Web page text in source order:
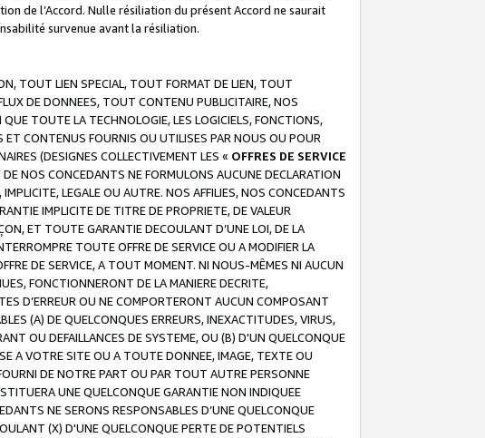
de l’Accord. Nulle résiliation du présent Accord ne saurait
survenue avant la résiliation.
TOUT LIEN SPECIAL, TOUT FORMAT DE LIEN, TOUT
DE DONNEES, TOUT CONTENU PUBLICITAIRE, NOS
TOUTE LA TECHNOLOGIE, LES LOGICIELS, FONCTIONS,
CONTENUS FOURNIS OU UTILISES PAR NOUS OU POUR
(DESIGNES COLLECTIVEMENT LES « OFFRES DE SERVICE
NOS CONCEDANTS NE FORMULONS AUCUNE DECLARATION
LEGALE OU AUTRE. NOS AFFILIES, NOS CONCEDANTS
IMPLICITE DE TITRE DE PROPRIETE, DE VALEUR
ET TOUTE GARANTIE DECOULANT D’UNE LOI, DE LA
TOUTE OFFRE DE SERVICE OU A MODIFIER LA
DE SERVICE, A TOUT MOMENT. NI NOUS-MÊMES NI AUCUN
FONCTIONNERONT DE LA MANIERE DECRITE,
D’ERREUR OU NE COMPORTERONT AUCUN COMPOSANT
(A) DE QUELCONQUES ERREURS, INEXACTITUDES, VIRUS,
OU DEFAILLANCES DE SYSTEME, OU (B) D'UN QUELCONQUE
A VOTRE SITE OU A TOUTE DONNEE, IMAGE, TEXTE OU
DE NOTRE PART OU PAR TOUT AUTRE PERSONNE
UNE QUELCONQUE GARANTIE NON INDIQUEE
NE SERONS RESPONSABLES D’UNE QUELCONQUE
(X) D'UNE QUELCONQUE PERTE DE POTENTIELS